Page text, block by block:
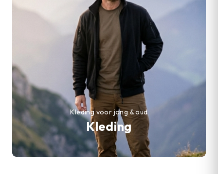
Kleding
Kleding voor jong & oud